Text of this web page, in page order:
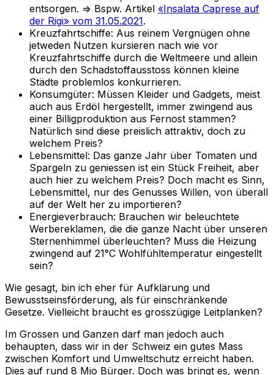
entsorgen. => Bspw. Artikel «Insalata Caprese auf
der Rigi» vom 31.05.2021.
Kreuzfahrtschiffe: Aus reinem Vergnügen ohne
jetweden Nutzen kursieren nach wie vor
Kreuzfahrtschiffe durch die Weltmeere und allein
durch den Schadstoffausstoss können kleine
Städte problemlos konkurrieren.
Konsumgüter: Müssen Kleider und Gadgets, meist
auch aus Erdöl hergestellt, immer zwingend aus
einer Billigproduktion aus Fernost stammen?
Natürlich sind diese preislich attraktiv, doch zu
welchem Preis?
Lebensmittel: Das ganze Jahr über Tomaten und
Spargeln zu geniessen ist ein Stück Freiheit, aber
auch hier zu welchem Preis? Doch macht es Sinn,
Lebensmittel, nur des Genusses Willen, von überall
auf der Welt her zu importieren?
Energieverbrauch: Brauchen wir beleuchtete
Werbereklamen, die die ganze Nacht über unseren
Sternenhimmel überleuchten? Muss die Heizung
zwingend auf 21°C Wohlfühltemperatur eingestellt
sein?
Wie gesagt, bin ich eher für Aufklärung und
Bewusstseinsförderung, als für einschränkende
Gesetze. Vielleicht braucht es grosszügige Leitplanken?
Im Grossen und Ganzen darf man jedoch auch
behaupten, dass wir in der Schweiz ein gutes Mass
zwischen Komfort und Umweltschutz erreicht haben.
Dies auf rund 8 Mio Bürger. Doch was bringt es, wenn